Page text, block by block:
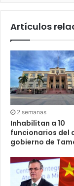
Artículos
2 semanas
Inhabilitan a 10
funcionarios del
gobierno de